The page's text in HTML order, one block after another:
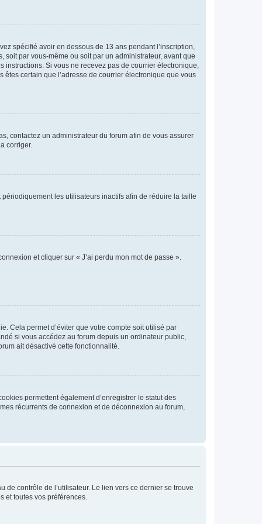
spécifié avoir en dessous de 13 ans pendant l’inscription,
par vous-même ou soit par un administrateur, avant que
Si vous ne recevez pas de courrier électronique,
certain que l’adresse de courrier électronique que vous
contactez un administrateur du forum afin de vous assurer
corriger.
les utilisateurs inactifs afin de réduire la taille
et cliquer sur « J’ai perdu mon mot de passe ».
Cela permet d’éviter que votre compte soit utilisé par
si vous accédez au forum depuis un ordinateur public,
ait désactivé cette fonctionnalité.
permettent également d’enregistrer le statut des
récurrents de connexion et de déconnexion au forum,
contrôle de l’utilisateur. Le lien vers ce dernier se trouve
et toutes vos préférences.